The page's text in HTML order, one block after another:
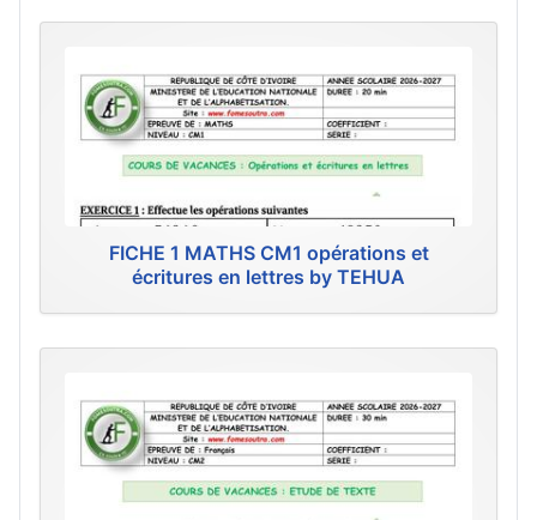
FICHE 1 MATHS CM1 opérations et
écritures en lettres by TEHUA